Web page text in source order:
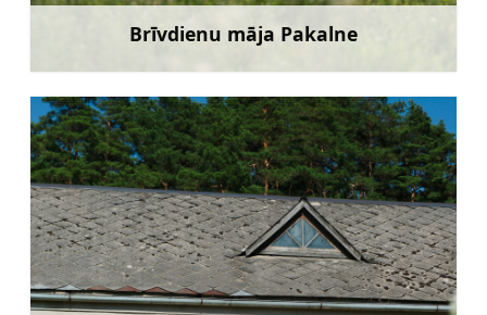
Brīvdienu māja Pakalne
Uzzināt vairāk